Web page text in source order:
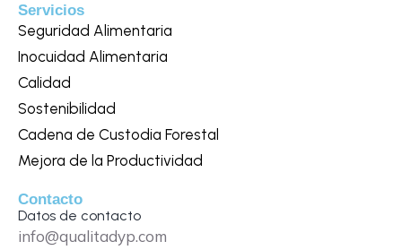
Servicios
Seguridad Alimentaria
Inocuidad Alimentaria
Calidad
Sostenibilidad
Cadena de Custodia Forestal
Mejora de la Productividad
Contacto
Datos de contacto
info@qualitadyp.com